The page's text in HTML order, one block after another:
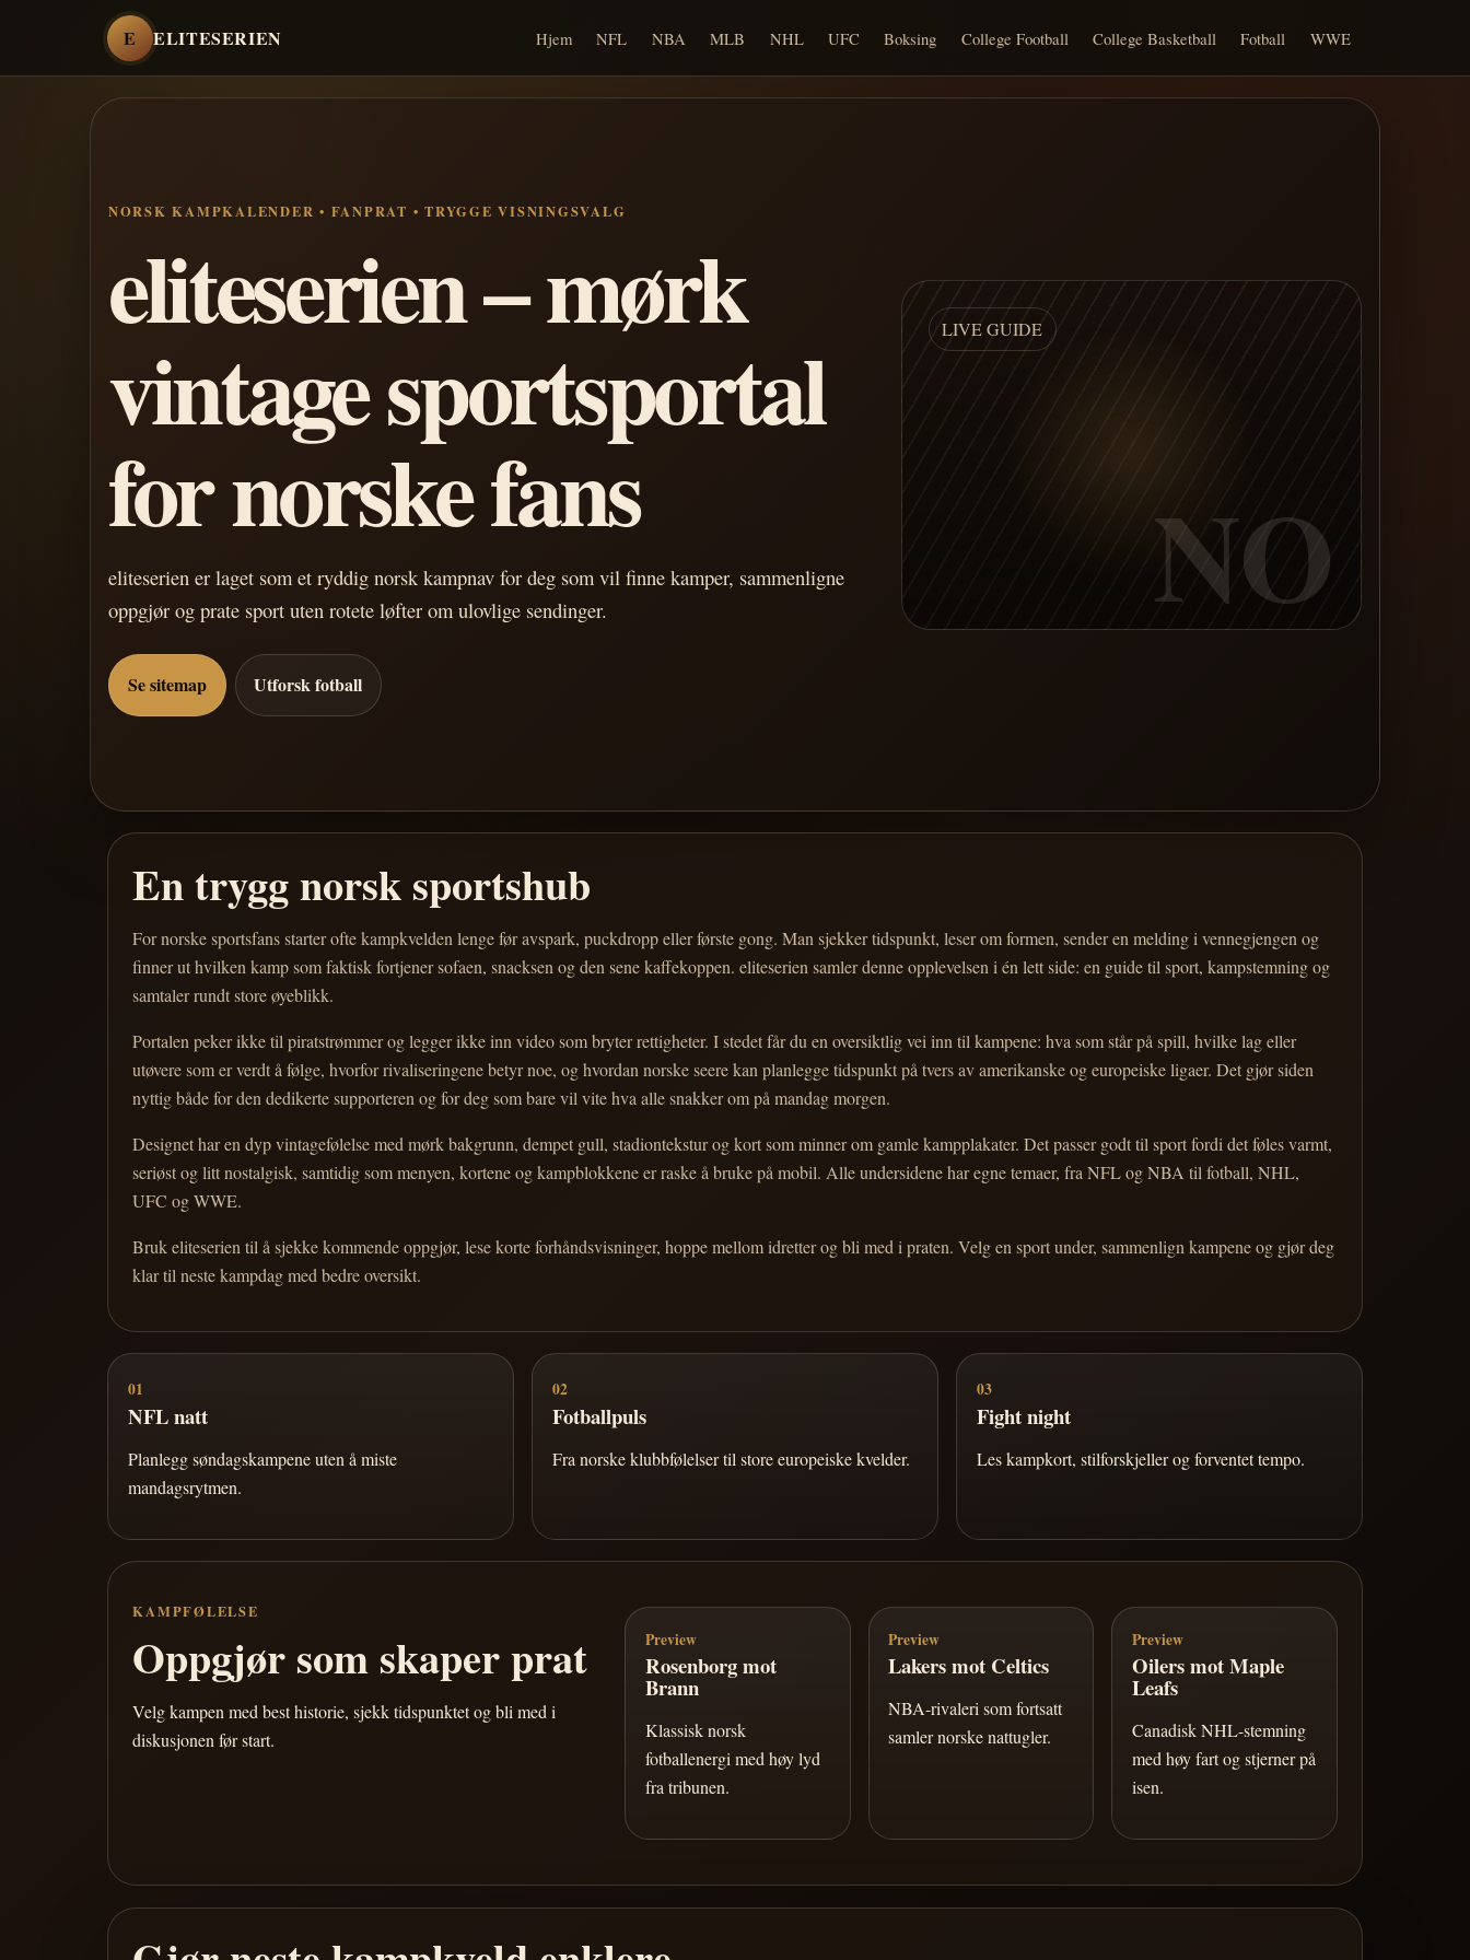
E ELITESERIEN Hjem NFL NBA MLB NHL UFC Boksing College Football College Basketball Fotball WWE
NORSK KAMPKALENDER • FANPRAT • TRYGGE VISNINGSVALG
eliteserien – mørk
vintage sportsportal
for norske fans
eliteserien er laget som et ryddig norsk kampnav for deg som vil finne kamper, sammenligne
oppgjør og prate sport uten rotete løfter om ulovlige sendinger.
Se sitemap Utforsk fotball
LIVE GUIDE
NO
En trygg norsk sportshub
For norske sportsfans starter ofte kampkvelden lenge før avspark, puckdropp eller første gong. Man sjekker tidspunkt, leser om formen, sender en melding i vennegjengen og
finner ut hvilken kamp som faktisk fortjener sofaen, snacksen og den sene kaffekoppen. eliteserien samler denne opplevelsen i én lett side: en guide til sport, kampstemning og
samtaler rundt store øyeblikk.
Portalen peker ikke til piratstrømmer og legger ikke inn video som bryter rettigheter. I stedet får du en oversiktlig vei inn til kampene: hva som står på spill, hvilke lag eller
utøvere som er verdt å følge, hvorfor rivaliseringene betyr noe, og hvordan norske seere kan planlegge tidspunkt på tvers av amerikanske og europeiske ligaer. Det gjør siden
nyttig både for den dedikerte supporteren og for deg som bare vil vite hva alle snakker om på mandag morgen.
Designet har en dyp vintagefølelse med mørk bakgrunn, dempet gull, stadiontekstur og kort som minner om gamle kampplakater. Det passer godt til sport fordi det føles varmt,
seriøst og litt nostalgisk, samtidig som menyen, kortene og kampblokkene er raske å bruke på mobil. Alle undersidene har egne temaer, fra NFL og NBA til fotball, NHL,
UFC og WWE.
Bruk eliteserien til å sjekke kommende oppgjør, lese korte forhåndsvisninger, hoppe mellom idretter og bli med i praten. Velg en sport under, sammenlign kampene og gjør deg
klar til neste kampdag med bedre oversikt.
01
NFL natt
Planlegg søndagskampene uten å miste
mandagsrytmen.
02
Fotballpuls
Fra norske klubbfølelser til store europeiske kvelder.
03
Fight night
Les kampkort, stilforskjeller og forventet tempo.
KAMPFØLELSE
Oppgjør som skaper prat
Velg kampen med best historie, sjekk tidspunktet og bli med i
diskusjonen før start.
Preview
Rosenborg mot
Brann
Klassisk norsk
fotballenergi med høy lyd
fra tribunen.
Preview
Lakers mot Celtics
NBA-rivaleri som fortsatt
samler norske nattugler.
Preview
Oilers mot Maple
Leafs
Canadisk NHL-stemning
med høy fart og stjerner på
isen.